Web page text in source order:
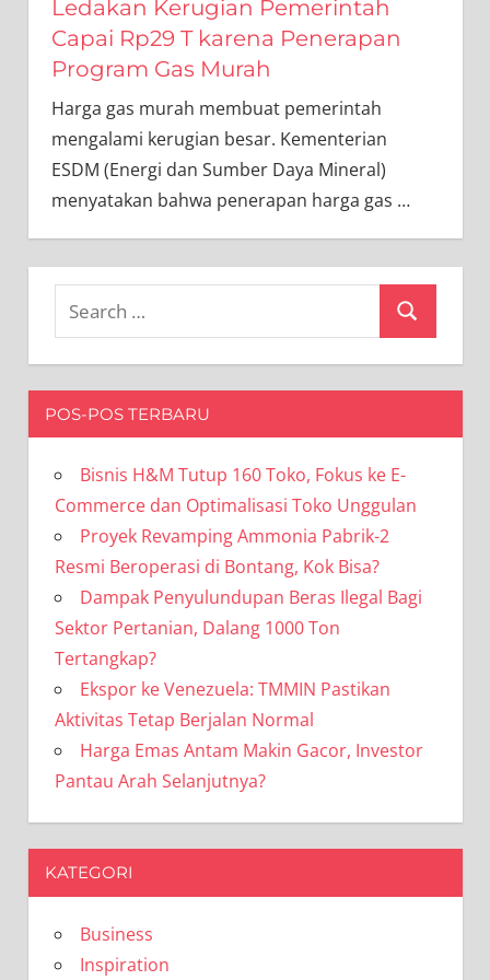
Ledakan Kerugian Pemerintah
Capai Rp29 T karena Penerapan
Program Gas Murah
Harga gas murah membuat pemerintah
mengalami kerugian besar. Kementerian
ESDM (Energi dan Sumber Daya Mineral)
menyatakan bahwa penerapan harga gas …
Search
POS-POS TERBARU
Bisnis H&M Tutup 160 Toko, Fokus ke E-
Commerce dan Optimalisasi Toko Unggulan
Proyek Revamping Ammonia Pabrik-2
Resmi Beroperasi di Bontang, Kok Bisa?
Dampak Penyulundupan Beras Ilegal Bagi
Sektor Pertanian, Dalang 1000 Ton
Tertangkap?
Ekspor ke Venezuela: TMMIN Pastikan
Aktivitas Tetap Berjalan Normal
Harga Emas Antam Makin Gacor, Investor
Pantau Arah Selanjutnya?
KATEGORI
Business
Inspiration